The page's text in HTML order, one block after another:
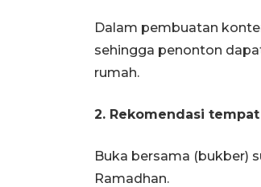
Dalam pembuatan
sehingga penonton
rumah.
2. Rekomendasi
Buka bersama (bukber)
Ramadhan.